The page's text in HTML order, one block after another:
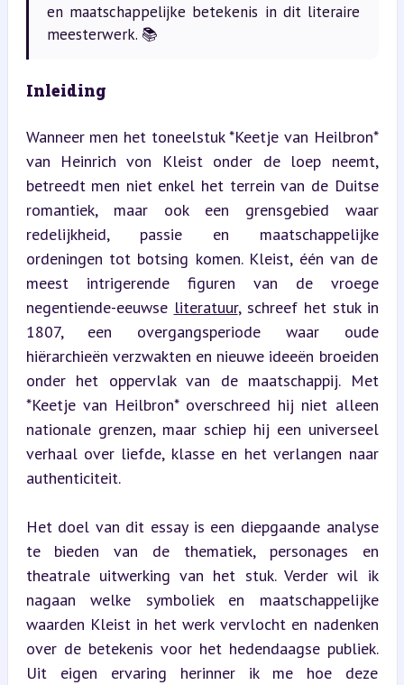
en maatschappelijke betekenis in dit literaire
meesterwerk. 📚
Inleiding
Wanneer men het toneelstuk *Keetje van Heilbron*
van Heinrich von Kleist onder de loep neemt,
betreedt men niet enkel het terrein van de Duitse
romantiek, maar ook een grensgebied waar
redelijkheid, passie en maatschappelijke
ordeningen tot botsing komen. Kleist, één van de
meest intrigerende figuren van de vroege
negentiende-eeuwse literatuur, schreef het stuk in
1807, een overgangsperiode waar oude
hiërarchieën verzwakten en nieuwe ideeën broeiden
onder het oppervlak van de maatschappij. Met
*Keetje van Heilbron* overschreed hij niet alleen
nationale grenzen, maar schiep hij een universeel
verhaal over liefde, klasse en het verlangen naar
authenticiteit.
Het doel van dit essay is een diepgaande analyse
te bieden van de thematiek, personages en
theatrale uitwerking van het stuk. Verder wil ik
nagaan welke symboliek en maatschappelijke
waarden Kleist in het werk vervlocht en nadenken
over de betekenis voor het hedendaagse publiek.
Uit eigen ervaring herinner ik me hoe deze